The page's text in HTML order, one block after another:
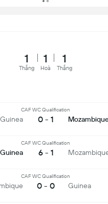
1
Thắng
1
Hoà
1
Thắng
Guinea
CAF WC Qualification
0 - 1
Guinea
CAF WC Qualification
6 - 1
CAF WC Qualification
0 - 0 Guinea